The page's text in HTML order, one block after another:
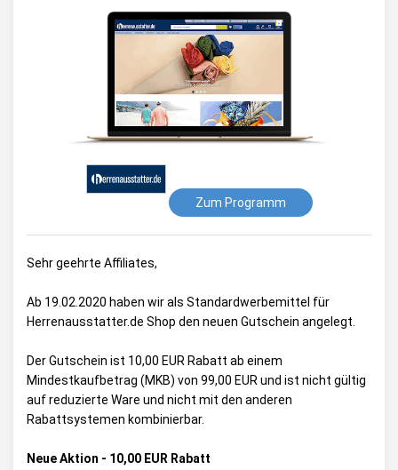
Zum Programm
Sehr geehrte Affiliates,
Ab 19.02.2020 haben wir als Standardwerbemittel für
Herrenausstatter.de Shop den neuen Gutschein angelegt.
Der Gutschein ist 10,00 EUR Rabatt ab einem
Mindestkaufbetrag (MKB) von 99,00 EUR und ist nicht gültig
auf reduzierte Ware und nicht mit den anderen
Rabattsystemen kombinierbar.
Neue Aktion - 10,00 EUR Rabatt